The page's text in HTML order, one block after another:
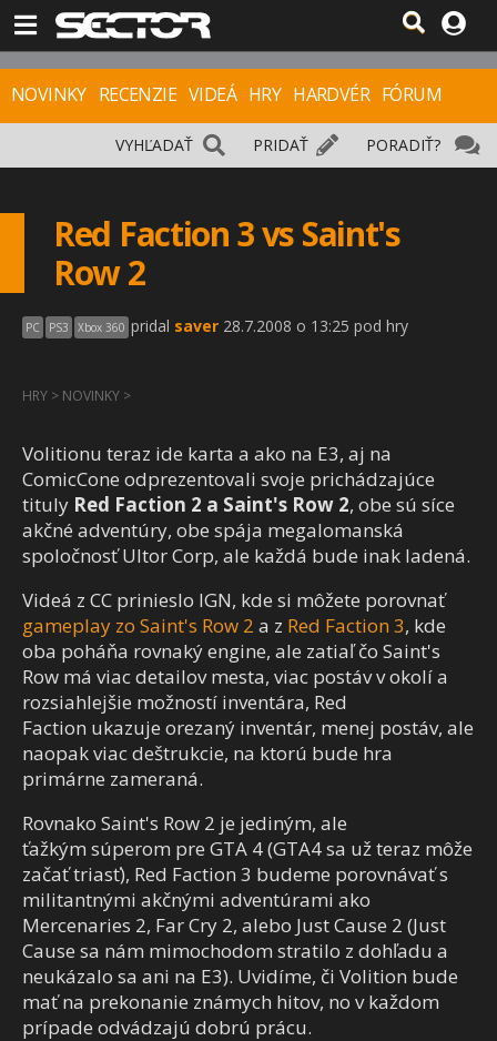
NOVINKY RECENZIE VIDEÁ HRY HARDVÉR FÓRUM
PORADIŤ?
PRIDAŤ
VYHĽADAŤ
Red Faction 3 vs Saint's
Row 2
PC PS3 Xbox 360 pridal saver 28.7.2008 o 13:25 pod hry
HRY > NOVINKY >
Volitionu teraz ide karta a ako na E3, aj na
ComicCone odprezentovali svoje prichádzajúce
tituly Red Faction 2 a Saint's Row 2, obe sú síce
akčné adventúry, obe spája megalomanská
spoločnosť Ultor Corp, ale každá bude inak ladená.
Videá z CC prinieslo IGN, kde si môžete porovnať
gameplay zo Saint's Row 2 a z Red Faction 3, kde
oba poháňa rovnaký engine, ale zatiaľ čo Saint's
Row má viac detailov mesta, viac postáv v okolí a
rozsiahlejšie možností inventára, Red
Faction ukazuje orezaný inventár, menej postáv, ale
naopak viac deštrukcie, na ktorú bude hra
primárne zameraná.
Rovnako Saint's Row 2 je jediným, ale
ťažkým súperom pre GTA 4 (GTA4 sa už teraz môže
začať triasť), Red Faction 3 budeme porovnávať s
militantnými akčnými adventúrami ako
Mercenaries 2, Far Cry 2, alebo Just Cause 2 (Just
Cause sa nám mimochodom stratilo z dohľadu a
neukázalo sa ani na E3). Uvidíme, či Volition bude
mať na prekonanie známych hitov, no v každom
prípade odvádzajú dobrú prácu.